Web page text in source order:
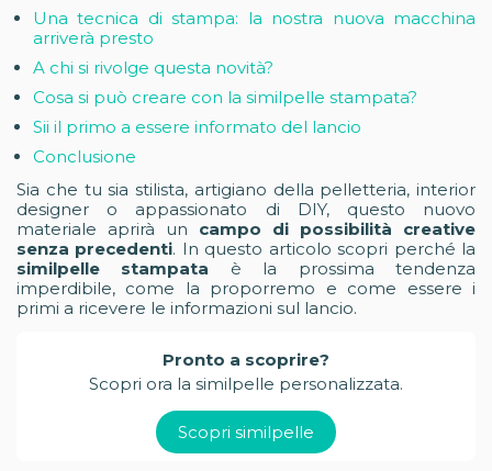
Una tecnica di stampa: la nostra nuova macchina
arriverà presto
A chi si rivolge questa novità?
Cosa si può creare con la similpelle stampata?
Sii il primo a essere informato del lancio
Conclusione
Sia che tu sia stilista, artigiano della pelletteria, interior
designer o appassionato di DIY, questo nuovo
materiale aprirà un campo di possibilità creative
senza precedenti. In questo articolo scopri perché la
similpelle stampata è la prossima tendenza
imperdibile, come la proporremo e come essere i
primi a ricevere le informazioni sul lancio.
Pronto a scoprire?
Scopri ora la similpelle personalizzata.
Scopri similpelle